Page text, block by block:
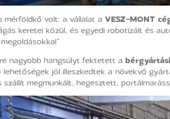
mérföldkő volt: a vállalat a VESZ-MONT
keretei közül, és egyedi robotizált és
nagyobb hangsúlyt fektetett a
jól illeszkedtek a növekvő
szállít megmunkált, hegesztett,